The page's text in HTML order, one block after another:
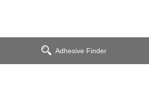
Adhesive Finder